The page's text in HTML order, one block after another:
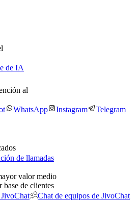
de IA
al
WhatsApp Instagram Telegram
de llamadas
valor medio
base de clientes
Chat de equipos de JivoChat